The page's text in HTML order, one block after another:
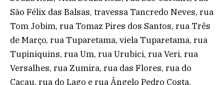
São Félix das Balsas, travessa Tancredo Neves, rua
Tom Jobim, rua Tomaz Pires dos Santos, rua Três
de Março, rua Tuparetama, viela Tuparetama, rua
Tupiniquins, rua Um, rua Urubici, rua Veri, rua
Versalhes, rua Zumira, rua das Flores, rua do
Cacau, rua do Lago e rua Ângelo Pedro Costa.